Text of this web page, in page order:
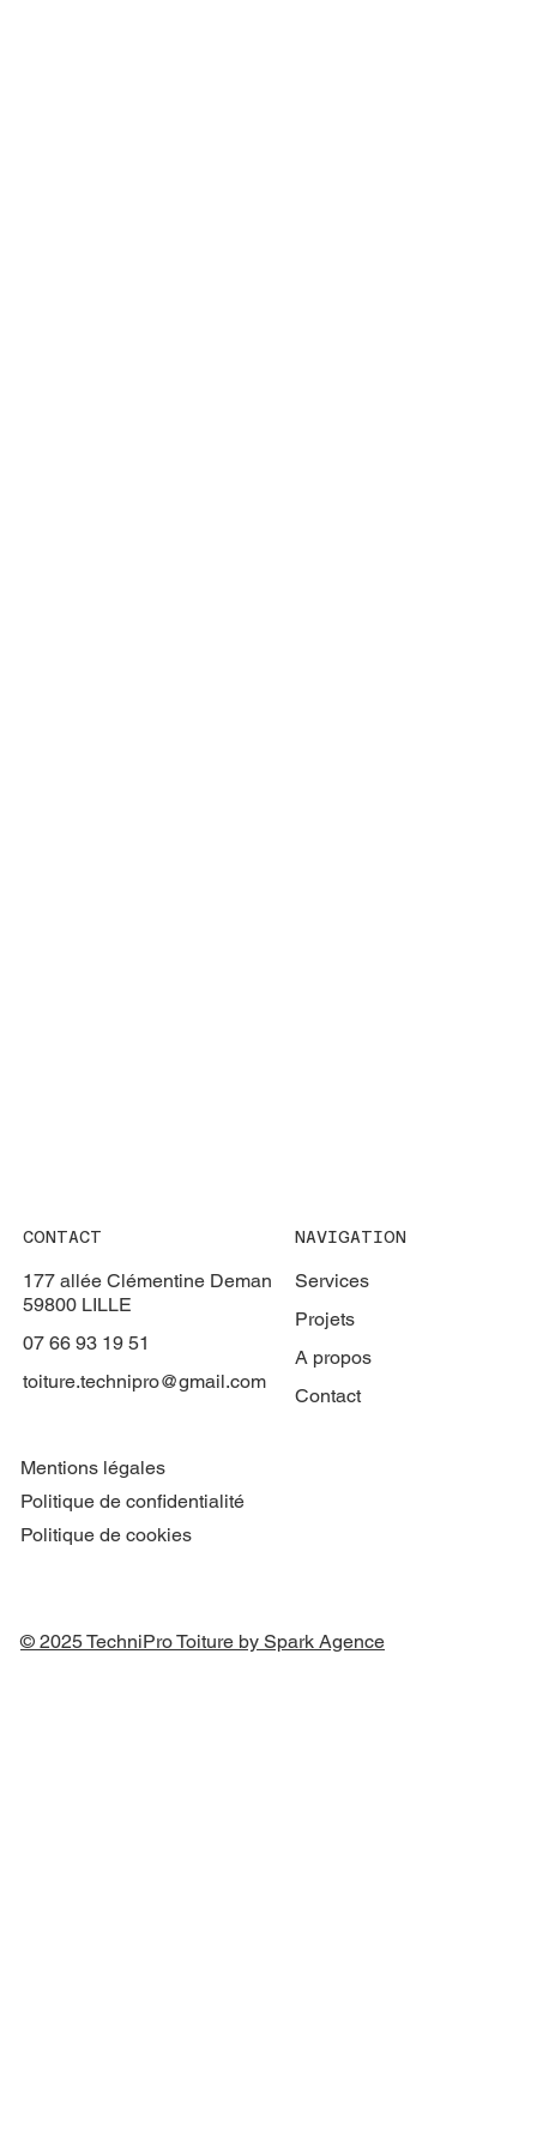
CONTACT
177 allée Clémentine Deman
59800 LILLE
07 66 93 19 51
toiture.technipro@gmail.com
NAVIGATION
Services
Projets
A propos
Contact
Mentions légales
Politique de confidentialité
Politique de cookies
© 2025 TechniPro Toiture by Spark Agence